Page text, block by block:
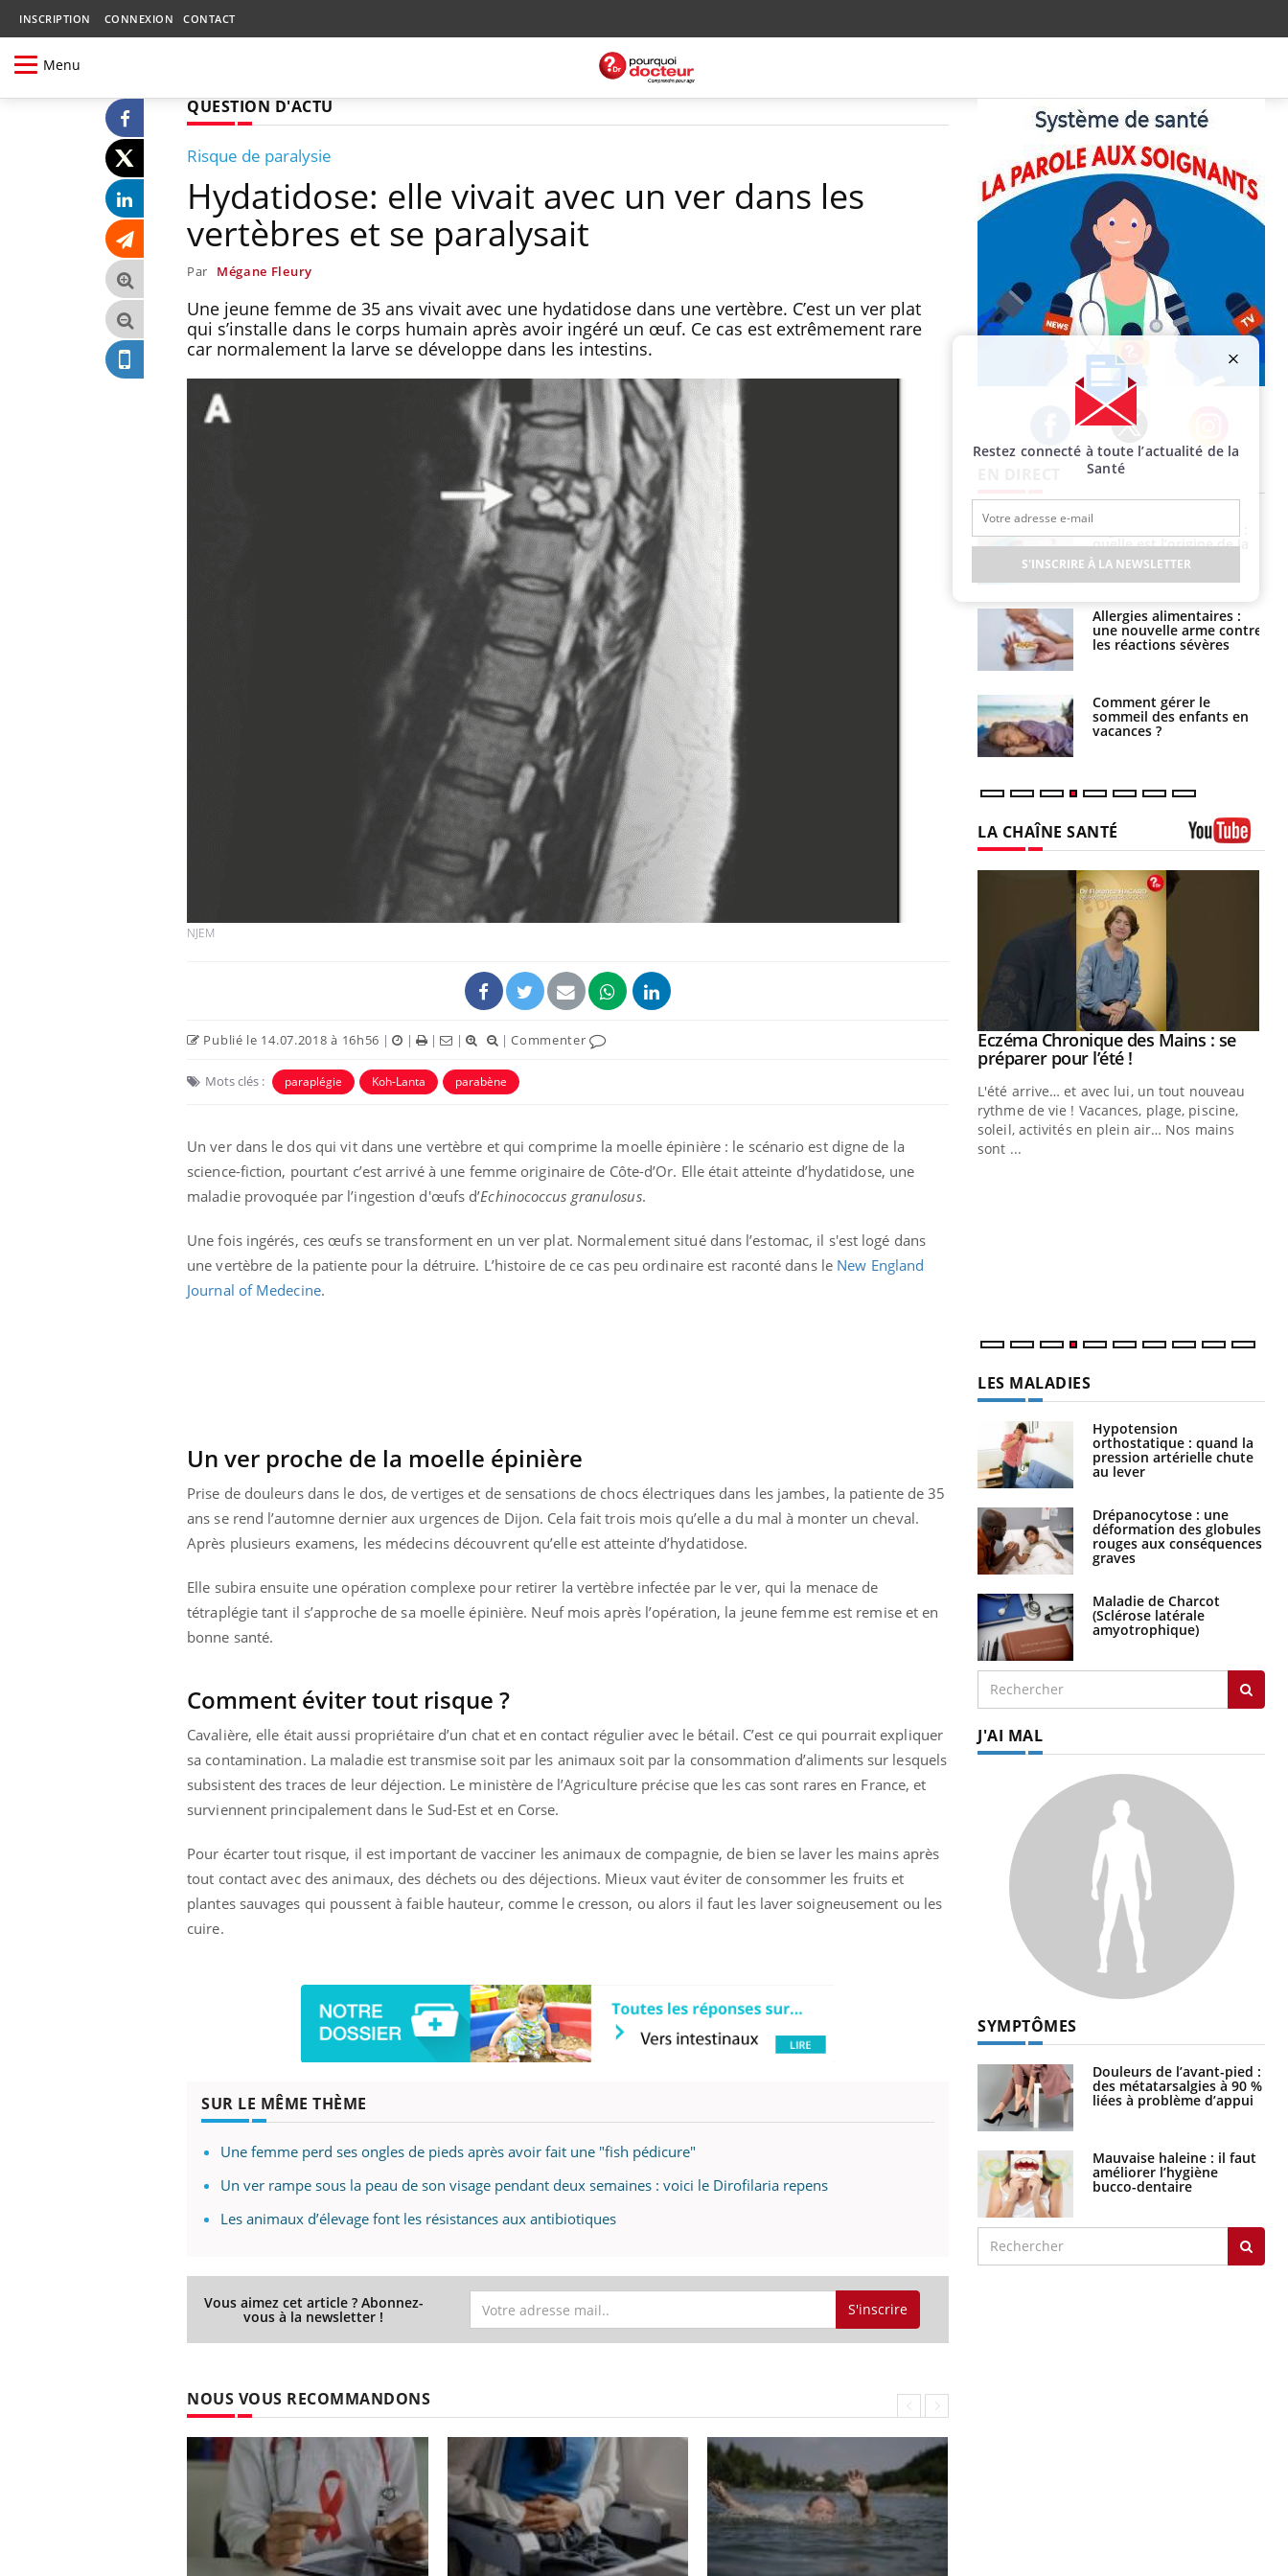
INSCRIPTION CONNEXION CONTACT
Menu
QUESTION D'ACTU
Risque de paralysie
Hydatidose: elle vivait avec un ver dans les
vertèbres et se paralysait
Par Mégane Fleury
Une jeune femme de 35 ans vivait avec une hydatidose dans une vertèbre. C’est un ver plat
qui s’installe dans le corps humain après avoir ingéré un œuf. Ce cas est extrêmement rare
car normalement la larve se développe dans les intestins.
NJEM
Publié le 14.07.2018 à 16h56 | | | | |Commenter
Mots clés : paraplégie Koh-Lanta parabène
Un ver dans le dos qui vit dans une vertèbre et qui comprime la moelle épinière : le scénario est digne de la
science-fiction, pourtant c’est arrivé à une femme originaire de Côte-d’Or. Elle était atteinte d’hydatidose, une
maladie provoquée par l’ingestion d'œufs d’Echinococcus granulosus.
Une fois ingérés, ces œufs se transforment en un ver plat. Normalement situé dans l’estomac, il s'est logé dans
une vertèbre de la patiente pour la détruire. L’histoire de ce cas peu ordinaire est raconté dans le New England
Journal of Medecine.
Un ver proche de la moelle épinière
Prise de douleurs dans le dos, de vertiges et de sensations de chocs électriques dans les jambes, la patiente de 35
ans se rend l’automne dernier aux urgences de Dijon. Cela fait trois mois qu’elle a du mal à monter un cheval.
Après plusieurs examens, les médecins découvrent qu’elle est atteinte d’hydatidose.
Elle subira ensuite une opération complexe pour retirer la vertèbre infectée par le ver, qui la menace de
tétraplégie tant il s’approche de sa moelle épinière. Neuf mois après l’opération, la jeune femme est remise et en
bonne santé.
Comment éviter tout risque ?
Cavalière, elle était aussi propriétaire d’un chat et en contact régulier avec le bétail. C’est ce qui pourrait expliquer
sa contamination. La maladie est transmise soit par les animaux soit par la consommation d’aliments sur lesquels
subsistent des traces de leur déjection. Le ministère de l’Agriculture précise que les cas sont rares en France, et
surviennent principalement dans le Sud-Est et en Corse.
Pour écarter tout risque, il est important de vacciner les animaux de compagnie, de bien se laver les mains après
tout contact avec des animaux, des déchets ou des déjections. Mieux vaut éviter de consommer les fruits et
plantes sauvages qui poussent à faible hauteur, comme le cresson, ou alors il faut les laver soigneusement ou les
cuire.
SUR LE MÊME THÈME
Une femme perd ses ongles de pieds après avoir fait une "fish pédicure"
Un ver rampe sous la peau de son visage pendant deux semaines : voici le Dirofilaria repens
Les animaux d’élevage font les résistances aux antibiotiques
Vous aimez cet article ? Abonnez-
vous à la newsletter ! S'inscrire
NOUS VOUS RECOMMANDONS
Facebook Twitter Instagram
Le Viagra pourrait-il
freiner la propagation du
cancer ?
Pourquoi manger moins
de protéines pourrait
finalement être bénéfique
Grossesse et chaleur : ce
que dit la science
quelle est l’origine de la
contamination ?
Allergies alimentaires :
une nouvelle arme contre
les réactions sévères
Comment gérer le
sommeil des enfants en
vacances ?
LA CHAÎNE SANTÉ
Eczéma Chronique des Mains :
Il y a des sujets qui sont faciles à aborder...
Youtube
Carence en fer : comprendre pour
Fatigue, irritabilité, brouillard mental ou
...
Youtube
Eczéma Chronique des Mains : se
préparer pour l’été !Youtube
L'été arrive… et avec lui, un tout nouveau
rythme de vie ! Vacances, plage, piscine,
soleil, activités en plein air… Nos mains
sont ...
LES MALADIES
Hypotension
orthostatique : quand la
pression artérielle chute
au lever
Drépanocytose : une
déformation des globules
rouges aux conséquences
graves
Maladie de Charcot
(Sclérose latérale
amyotrophique)
J'AI MAL
SYMPTÔMES
Douleurs de l’avant-pied :
des métatarsalgies à 90 %
liées à problème d’appui
Mauvaise haleine : il faut
améliorer l’hygiène
bucco-dentaire
Restez connecté à toute l’actualité de la
Santé
S'INSCRIRE À LA NEWSLETTER